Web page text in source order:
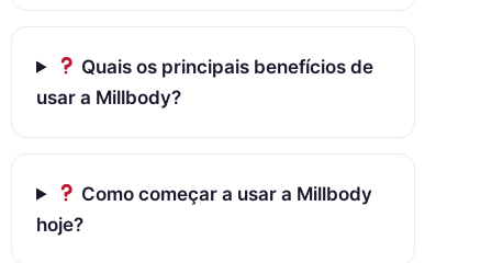
Quais os principais benefícios de
usar a Millbody?
Como começar a usar a Millbody
hoje?